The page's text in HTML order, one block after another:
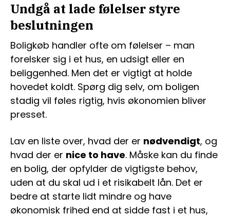
Undgå at lade følelser styre
beslutningen
Boligkøb handler ofte om følelser – man
forelsker sig i et hus, en udsigt eller en
beliggenhed. Men det er vigtigt at holde
hovedet koldt. Spørg dig selv, om boligen
stadig vil føles rigtig, hvis økonomien bliver
presset.
Lav en liste over, hvad der er nødvendigt, og
hvad der er nice to have. Måske kan du finde
en bolig, der opfylder de vigtigste behov,
uden at du skal ud i et risikabelt lån. Det er
bedre at starte lidt mindre og have
økonomisk frihed end at sidde fast i et hus,